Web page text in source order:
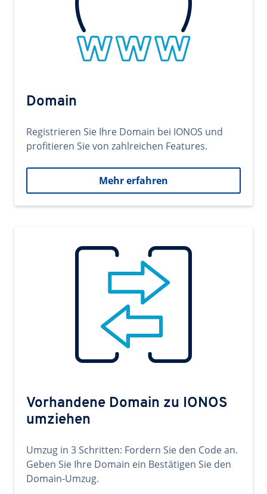
Domain
Registrieren Sie Ihre Domain bei IONOS und
profitieren Sie von zahlreichen Features.
Mehr erfahren
Vorhandene Domain zu IONOS
umziehen
Umzug in 3 Schritten: Fordern Sie den Code an.
Geben Sie Ihre Domain ein Bestätigen Sie den
Domain-Umzug.